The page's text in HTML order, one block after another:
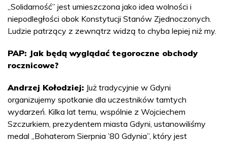
„Solidarność” jest umieszczona jako idea wolności i
niepodległości obok Konstytucji Stanów Zjednoczonych.
Ludzie patrzący z zewnątrz widzą to chyba lepiej niż my.
PAP: Jak będą wyglądać tegoroczne obchody
rocznicowe?
Andrzej Kołodziej: Już tradycyjnie w Gdyni
organizujemy spotkanie dla uczestników tamtych
wydarzeń. Kilka lat temu, wspólnie z Wojciechem
Szczurkiem, prezydentem miasta Gdyni, ustanowiliśmy
medal „Bohaterom Sierpnia ’80 Gdynia”, który jest